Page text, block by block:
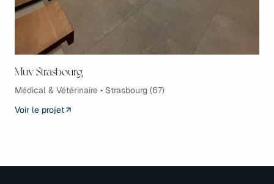
Muv Strasbourg
Médical & Vétérinaire • Strasbourg (67)
Voir le projet